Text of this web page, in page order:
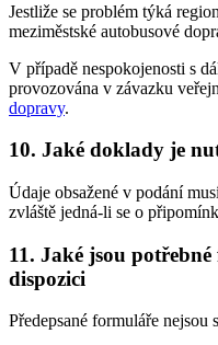
Jestliže se problém týká
meziměstské autobusové
V případě nespokojenosti s
provozována v závazku
dopravy.
10. Jaké doklady je
Údaje obsažené v podání
zvláště jedná-li se o
11. Jaké jsou
dispozici
Předepsané formuláře nejsou